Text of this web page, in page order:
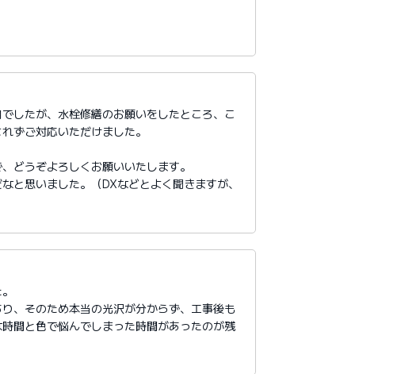
したが、水栓修繕のお願いをしたところ、こ
ずご対応いただけました。
どうぞよろしくお願いいたします。
と思いました。（DXなどとよく聞きますが、
、そのため本当の光沢が分からず、工事後も
間と色で悩んでしまった時間があったのが残